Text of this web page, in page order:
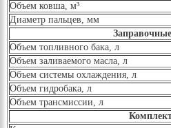
Объем ковша, м³
Диаметр пальцев, мм
Объем топливного бака, л
Объем заливаемого масла, л
Объем системы охлаждения, л
Объем гидробака, л
Объем трансмиссии, л